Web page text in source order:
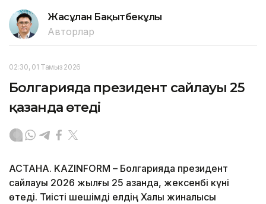
Жасұлан Бақытбекұлы
Авторлар
02:30, 01 Тамыз 2026
Болгарияда президент сайлауы 25
қазанда өтеді
АСТАНА. KAZINFORM – Болгарияда президент
сайлауы 2026 жылғы 25 қазанда, жексенбі күні
өтеді. Тиісті шешімді елдің Халық жиналысы